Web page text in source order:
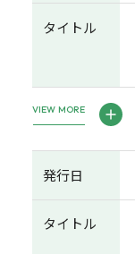
タイトル
VIEW MORE
発行日
タイトル